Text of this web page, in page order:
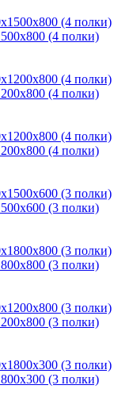
(4 полки)
(4 полки)
(4 полки)
(3 полки)
(3 полки)
(3 полки)
(3 полки)